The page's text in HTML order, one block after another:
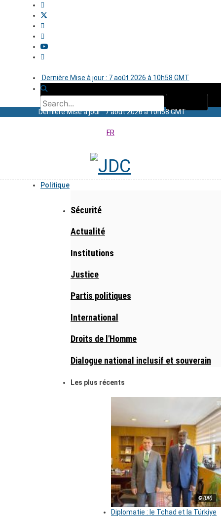
Dernière Mise à jour : 7 août 2026 à 10h58 GMT
Dernière Mise à jour : 7 août 2026 à 10h58 GMT
FR
Politique
Sécurité
Actualité
Institutions
Justice
Partis politiques
International
Droits de l'Homme
Dialogue national inclusif et souverain
Les plus récents
© (DR)
Diplomatie : le Tchad et la Türkiye